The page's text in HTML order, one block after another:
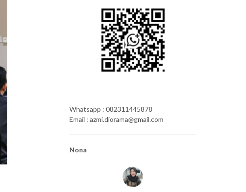
Whatsapp : 082311445878
Email : azmi.diorama@gmail.com
Nona